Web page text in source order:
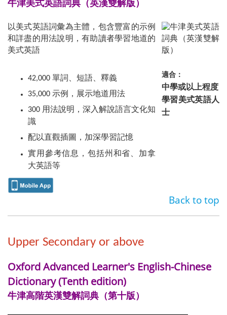
牛津美式英語詞典（英漢雙解版）
以美式英語詞彙為主體，包含豐富的示例
和詳盡的用法說明，有助讀者學習地道的
美式英語
42,000 單詞、短語、釋義
35,000 示例，展示地道用法
300 用法說明，深入解說語言文化知
識
配以直觀插圖，加深學習記憶
實用參考信息，包括州和省、加拿
大英語等
適合：
中學或以上程度
學習美式英語人
士
Back to top
Upper Secondary or above
Oxford Advanced Learner's English-Chinese
Dictionary (Tenth edition)
牛津高階英漢雙解詞典（第十版）